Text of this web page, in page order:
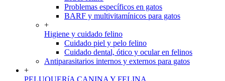
Problemas específicos en gatos
BARF y multivitamínicos para gatos
+
Higiene y cuidado felino
Cuidado piel y pelo felino
Cuidado dental, ótico y ocular en felinos
Antiparasitarios internos y externos para gatos
+
PELUQUERíA CANINA Y FELINA